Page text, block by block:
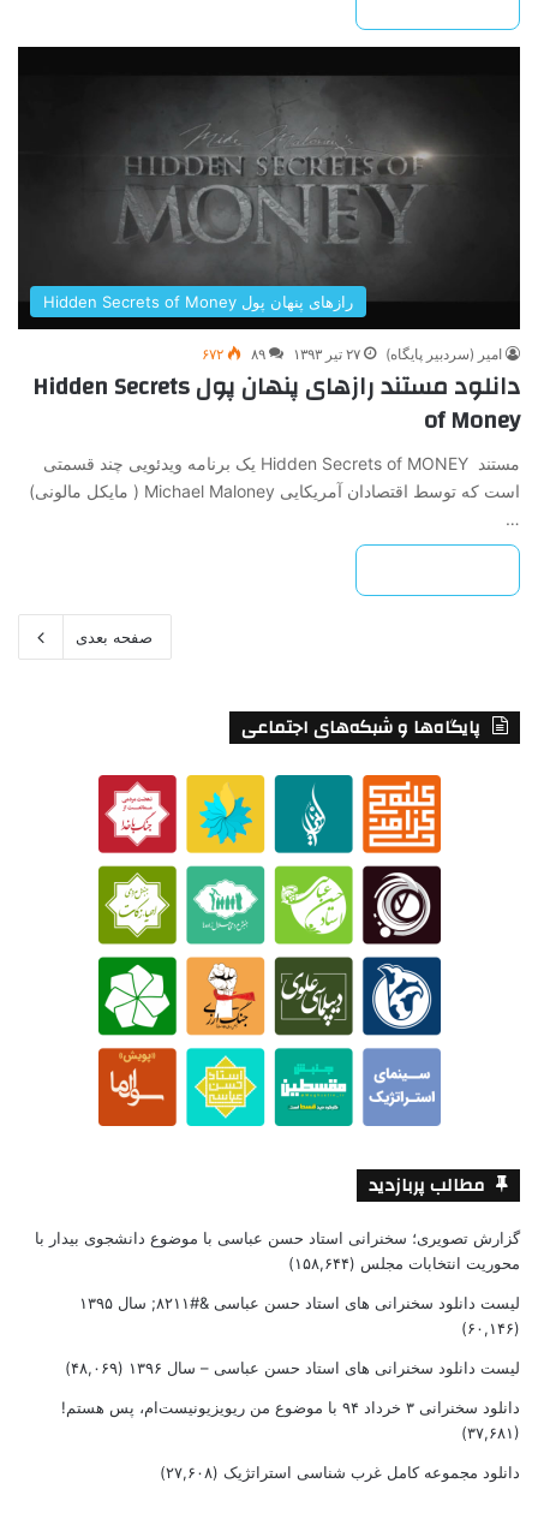
رازهای پنهان پول Hidden Secrets of Money
امیر (سردبیر پایگاه) ۲۷ تیر ۱۳۹۳ ۸۹ ۶۷۲
دانلود مستند رازهای پنهان پول Hidden Secrets
of Money
مستند Hidden Secrets of MONEY یک برنامه ویدئویی چند قسمتی
است که توسط اقتصادان آمریکایی Michael Maloney ( مایکل مالونی)
…
صفحه بعدی
پایگاه‌ها و شبکه‌های اجتماعی
مطالب پربازدید
گزارش تصویری؛ سخنرانی استاد حسن عباسی با موضوع دانشجوی بیدار با
محوریت انتخابات مجلس (۱۵۸,۶۴۴)
لیست دانلود سخنرانی های استاد حسن عباسی &#۸۲۱۱; سال ۱۳۹۵
(۶۰,۱۴۶)
لیست دانلود سخنرانی های استاد حسن عباسی – سال ۱۳۹۶ (۴۸,۰۶۹)
دانلود سخنرانی ۳ خرداد ۹۴ با موضوع من ریویزیونیست‌ام، پس هستم!
(۳۷,۶۸۱)
دانلود مجموعه کامل غرب شناسی استراتژیک (۲۷,۶۰۸)